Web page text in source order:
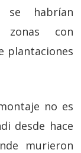
habrían
con
plantaciones
no es
desde hace
murieron